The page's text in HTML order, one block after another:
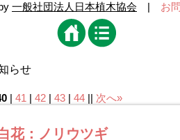
一般社団法人日本植木協会 | お
らせ
| 41 | 42 | 43 | 44 || 次へ»
花：ノリウツギ